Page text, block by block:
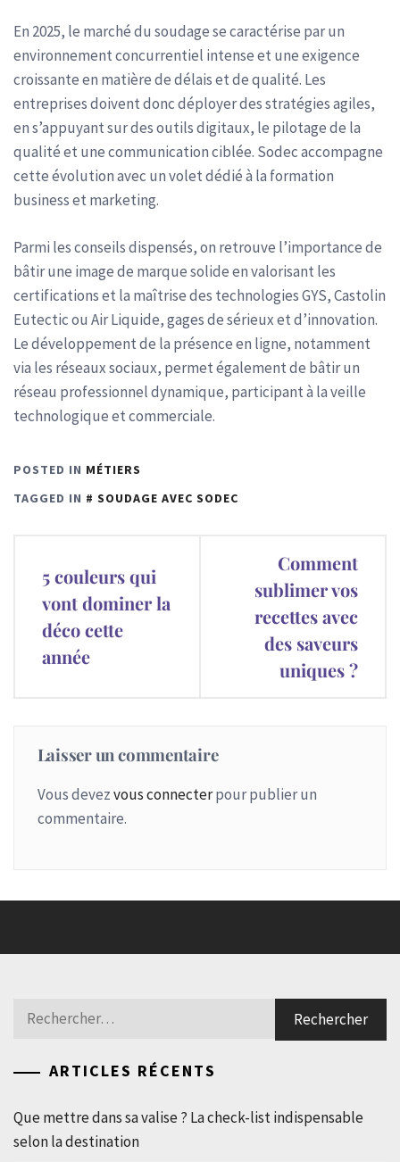
En 2025, le marché du soudage se caractérise par un
environnement concurrentiel intense et une exigence
croissante en matière de délais et de qualité. Les
entreprises doivent donc déployer des stratégies agiles,
en s’appuyant sur des outils digitaux, le pilotage de la
qualité et une communication ciblée. Sodec accompagne
cette évolution avec un volet dédié à la formation
business et marketing.
Parmi les conseils dispensés, on retrouve l’importance de
bâtir une image de marque solide en valorisant les
certifications et la maîtrise des technologies GYS, Castolin
Eutectic ou Air Liquide, gages de sérieux et d’innovation.
Le développement de la présence en ligne, notamment
via les réseaux sociaux, permet également de bâtir un
réseau professionnel dynamique, participant à la veille
technologique et commerciale.
POSTED IN MÉTIERS
TAGGED IN
SOUDAGE AVEC SODEC
l’article
5 couleurs qui
vont dominer la
déco cette
année
Comment
sublimer vos
recettes avec
des saveurs
uniques ?
Laisser un commentaire
Vous devezvous connecterpour publier un
commentaire.
Rechercher :
ARTICLES RÉCENTS
Que mettre dans sa valise ? La check-list indispensable
selon la destination